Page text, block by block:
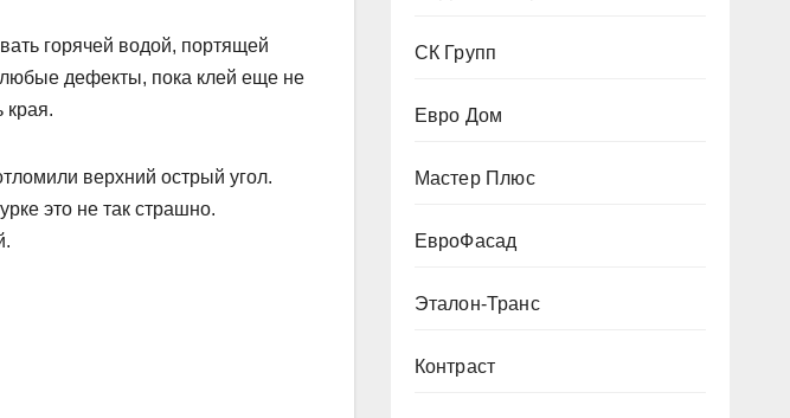
горячей водой, портящей
любые дефекты, пока клей еще не
края.
верхний острый угол.
это не так страшно.
СК Групп
Евро Дом
Мастер Плюс
ЕвроФасад
Эталон-Транс
Контраст